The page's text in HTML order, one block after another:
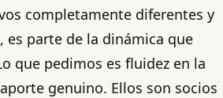
completamente diferentes y
es parte de la dinámica que
que pedimos es fluidez en la
genuino. Ellos son socios